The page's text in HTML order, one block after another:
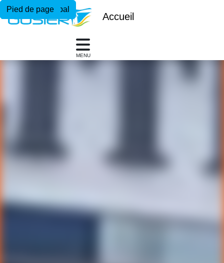
Menu principal
Contenu principal
Pied de page
Accueil
MENU